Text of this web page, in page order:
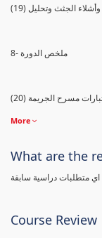
8- ملخص الدورة
مسرح الجريمة
More
What are the
اي متطلبات دراسية سابقة
Course Review